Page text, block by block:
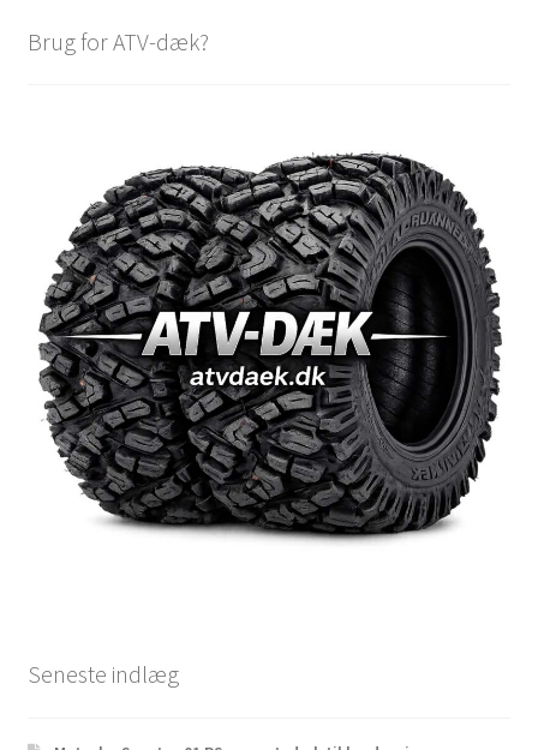
Brug for ATV-dæk?
Seneste indlæg